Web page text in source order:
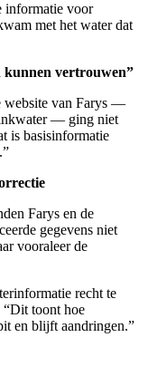
informatie voor
met het water dat
kunnen vertrouwen”
website van Farys —
— ging niet
is basisinformatie
Farys en de
gegevens niet
vooraleer de
recht te
“Dit toont hoe
en blijft aandringen.”